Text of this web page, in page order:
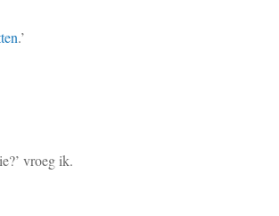
.’
vroeg ik.